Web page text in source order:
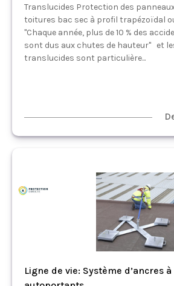
Translucides Protection des
toitures bac sec à profil trapézoïdal
"Chaque année, plus de 10 % des
sont dus aux chutes de hauteur" et
translucides sont particulière...
Ligne de vie: Système d’ancres